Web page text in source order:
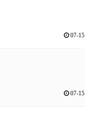
07-15
07-15